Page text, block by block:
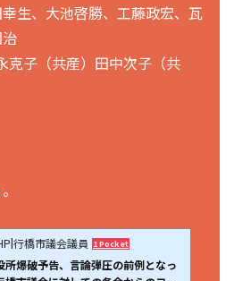
生、大池啓勝、工藤政宏、瓦
克子（共産）田中次子（共
行橋市議会議員 1 Pocket
所爆破予告、言論弾圧の前例となっ